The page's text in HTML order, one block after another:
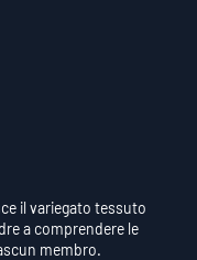
il variegato tessuto
a comprendere le
membro.